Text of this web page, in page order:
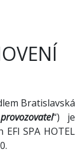
Bratislavská
provozovatel“) je
SPA HOTEL